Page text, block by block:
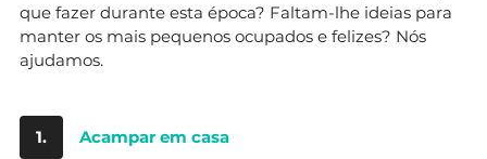
que fazer durante esta época? Faltam-lhe ideias para
manter os mais pequenos ocupados e felizes? Nós
ajudamos.
1. Acampar em casa